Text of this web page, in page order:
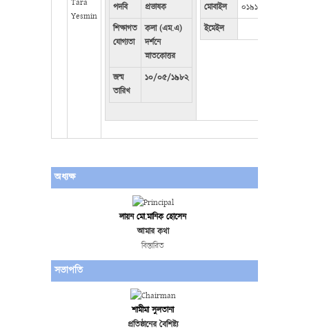
পদবি
প্রভাষক
শিক্ষাগত
যোগ্যতা
কলা (এম.এ)
দর্শনে
স্নাতকোত্তর
জন্ম
তারিখ
১০/০৫/১৯৮২
মোবাইল
০১৯১৮৪২৭৬০৭
ইমেইল
অধ্যক্ষ
লায়ন মো.মানিক হোসেন
আমার কথা
বিস্তারিত
সভাপতি
শামীমা সুলতানা
প্রতিষ্ঠানের বৈশিষ্ট্য